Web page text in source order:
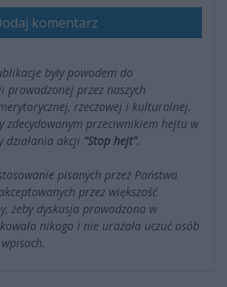
komentarz
były powodem do
prowadzonej przez naszych
rzeczowej i kulturalnej.
zdecydowanym przeciwnikiem hejtu w
działania akcji "Stop hejt".
pisanych przez Państwa
przez większość
żeby dyskusja prowadzona w
nikogo i nie urażała uczuć osób